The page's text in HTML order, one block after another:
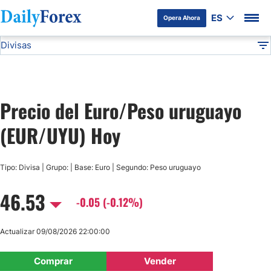
Opera Ahora ES
Divulgación del Anunciante
Divisas
USD/JPY
GBP/USD
AUD/USD
Precio del Euro/Peso uruguayo
(EUR/UYU) Hoy
Tipo: Divisa | Grupo: | Base: Euro | Segundo: Peso uruguayo
46.53 -0.05 (-0.12%)
Comprar Vender
Actualizar 09/08/2026 22:00:00